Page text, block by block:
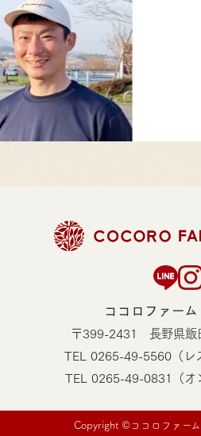
ココロファー
〒399-2431 長野県飯
TEL 0265-49-5560（レ
TEL 0265-49-0831（オ
Copyright ©ココロファー